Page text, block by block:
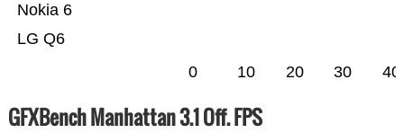
LG Q6
Nokia 6
0 10 20 30 40
GFXBench Manhattan 3.1 Off. FPS